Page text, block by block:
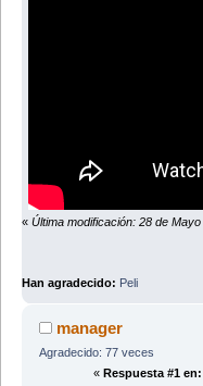
« Última modificación: 28 de
Han agradecido: Peli
manager
Agradecido: 77 veces
« Respuesta #1 en: